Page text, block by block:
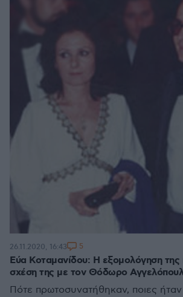
Εύα Κοταμανίδου: Η εξομολόγηση της
σχέση της με τον Θόδωρο
Πότε πρωτοσυνατήθηκαν, ποιες
26.11.2020, 16:43 5